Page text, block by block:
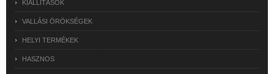
KIÁLLÍTÁSOK
VALLÁSI ÖRÖKSÉGEK
HELYI TERMÉKEK
HASZNOS